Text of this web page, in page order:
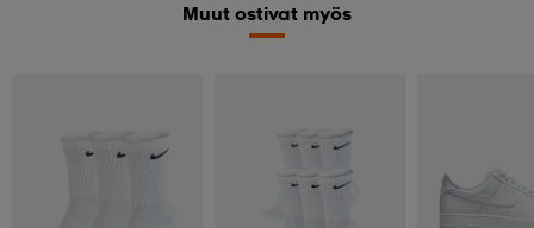
Muut ostivat myös